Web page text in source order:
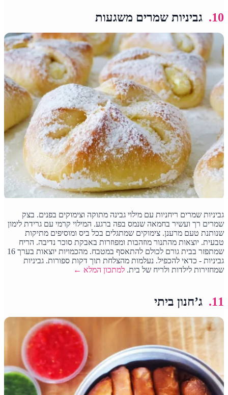
10. גביניות שמרים משגעות
גביניות שמרים ריחניות עם מילוי גבינה מתוקה וצימוקים בפנים. בצק
שמרים רך ועשיר בחמאה שנמס בפה ברגע. המילוי קרמי עם גרידת לימון
שנותנת טעם מרענן. צימוקים שמתגלים בכל ביס ומוסיפים מתיקות
טבעית. יוצאות מהתנור מוזהבות ומפוזרות באבקת סוכר נדיבה. הריח
שמתפזר בבית גורם לכולם להתאסף במטבח. מהכמויות יוצאות בערך 16
גביניות - כדאי להכפיל. נעלמות מהצלחת תוך דקות ספורות. גביניות
שמחזירות לילדות ולריח של בית.למתכון המלא ←
11. ג’חנון ביתי